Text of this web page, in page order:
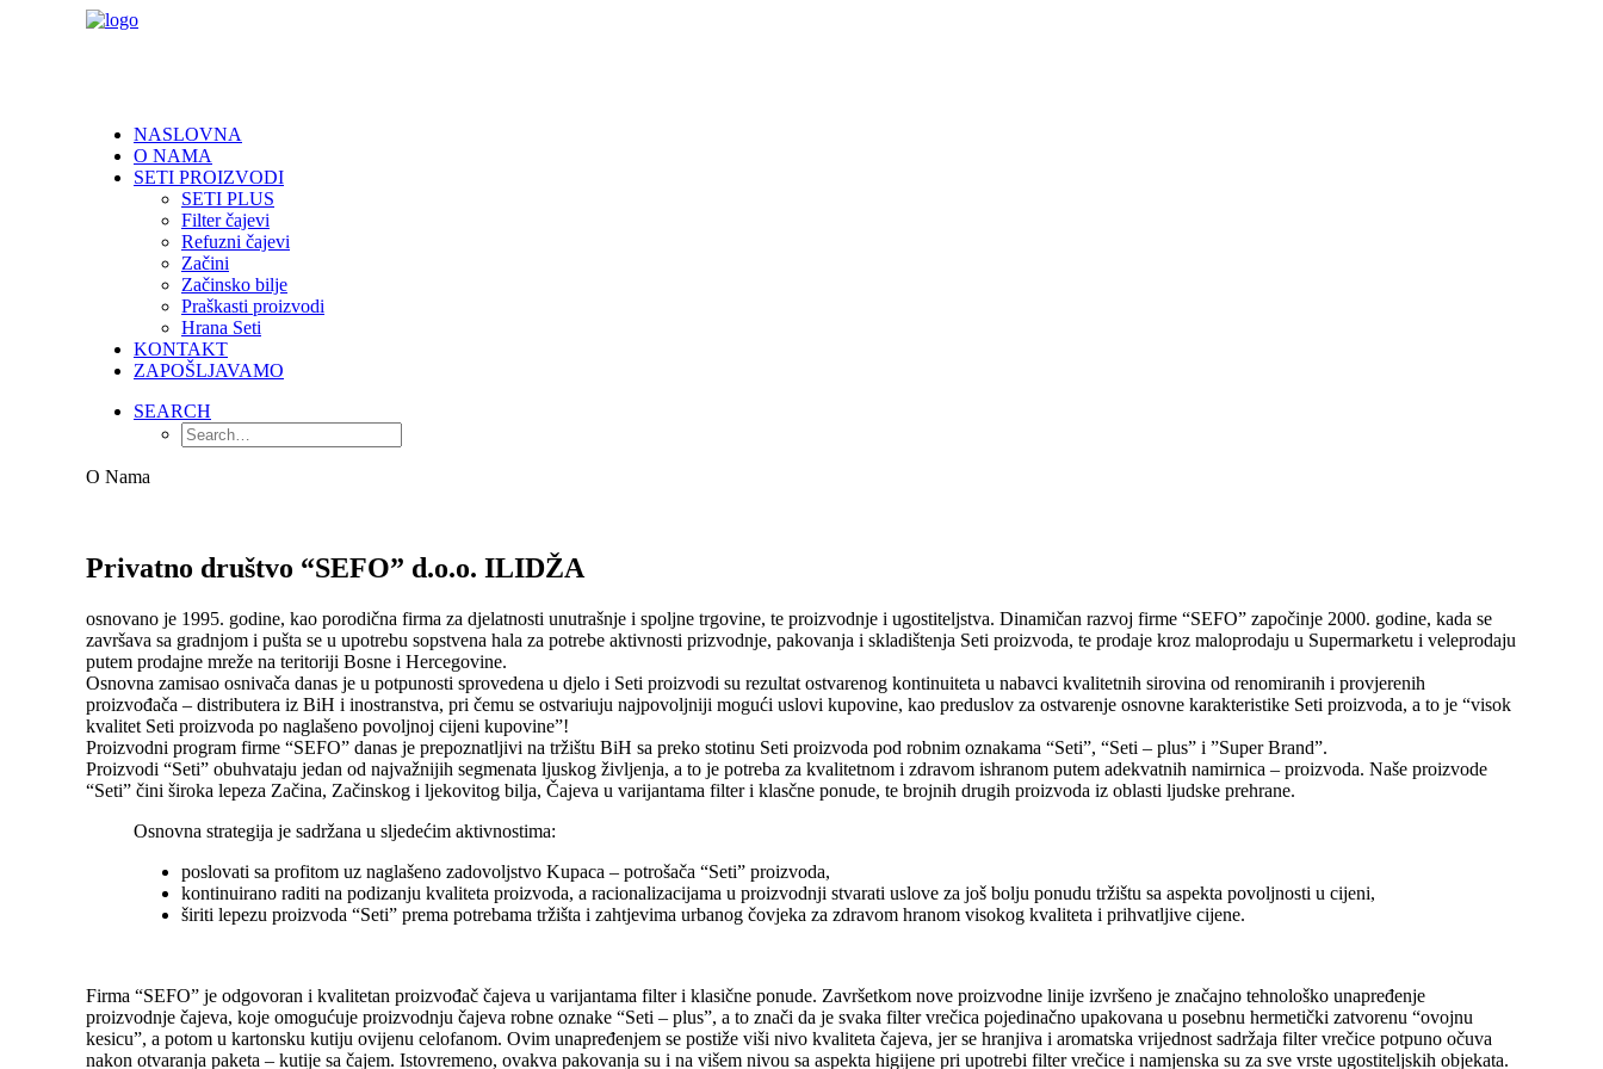
NASLOVNA
O NAMA
SETI PROIZVODI
SETI PLUS
Filter čajevi
Refuzni čajevi
Začini
Začinsko bilje
Praškasti proizvodi
Hrana Seti
KONTAKT
ZAPOŠLJAVAMO
SEARCH
O Nama
Privatno društvo “SEFO” d.o.o. ILIDŽA
osnovano je 1995. godine, kao porodična firma za djelatnosti unutrašnje i spoljne trgovine, te proizvodnje i ugostiteljstva. Dinamičan razvoj firme “SEFO” započinje 2000. godine, kada se
završava sa gradnjom i pušta se u upotrebu sopstvena hala za potrebe aktivnosti prizvodnje, pakovanja i skladištenja Seti proizvoda, te prodaje kroz maloprodaju u Supermarketu i veleprodaju
putem prodajne mreže na teritoriji Bosne i Hercegovine.
Osnovna zamisao osnivača danas je u potpunosti sprovedena u djelo i Seti proizvodi su rezultat ostvarenog kontinuiteta u nabavci kvalitetnih sirovina od renomiranih i provjerenih
proizvođača – distributera iz BiH i inostranstva, pri čemu se ostvariuju najpovoljniji mogući uslovi kupovine, kao preduslov za ostvarenje osnovne karakteristike Seti proizvoda, a to je “visok
kvalitet Seti proizvoda po naglašeno povoljnoj cijeni kupovine”!
Proizvodni program firme “SEFO” danas je prepoznatljivi na tržištu BiH sa preko stotinu Seti proizvoda pod robnim oznakama “Seti”, “Seti – plus” i ”Super Brand”.
Proizvodi “Seti” obuhvataju jedan od najvažnijih segmenata ljuskog življenja, a to je potreba za kvalitetnom i zdravom ishranom putem adekvatnih namirnica – proizvoda. Naše proizvode
“Seti” čini široka lepeza Začina, Začinskog i ljekovitog bilja, Čajeva u varijantama filter i klasčne ponude, te brojnih drugih proizvoda iz oblasti ljudske prehrane.
Osnovna strategija je sadržana u sljedećim aktivnostima:
poslovati sa profitom uz naglašeno zadovoljstvo Kupaca – potrošača “Seti” proizvoda,
kontinuirano raditi na podizanju kvaliteta proizvoda, a racionalizacijama u proizvodnji stvarati uslove za još bolju ponudu tržištu sa aspekta povoljnosti u cijeni,
širiti lepezu proizvoda “Seti” prema potrebama tržišta i zahtjevima urbanog čovjeka za zdravom hranom visokog kvaliteta i prihvatljive cijene.
Firma “SEFO” je odgovoran i kvalitetan proizvođač čajeva u varijantama filter i klasične ponude. Završetkom nove proizvodne linije izvršeno je značajno tehnološko unapređenje
proizvodnje čajeva, koje omogućuje proizvodnju čajeva robne oznake “Seti – plus”, a to znači da je svaka filter vrečica pojedinačno upakovana u posebnu hermetički zatvorenu “ovojnu
kesicu”, a potom u kartonsku kutiju ovijenu celofanom. Ovim unapređenjem se postiže viši nivo kvaliteta čajeva, jer se hranjiva i aromatska vrijednost sadržaja filter vrečice potpuno očuva
nakon otvaranja paketa – kutije sa čajem. Istovremeno, ovakva pakovanja su i na višem nivou sa aspekta higijene pri upotrebi filter vrečice i namjenska su za sve vrste ugostiteljskih objekata.